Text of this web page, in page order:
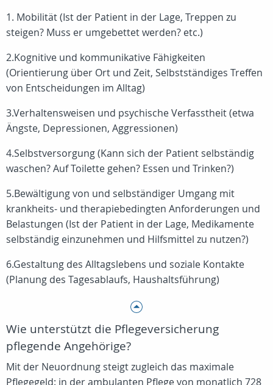
1. Mobilität (Ist der Patient in der Lage, Treppen zu
steigen? Muss er umgebettet werden? etc.)
2.Kognitive und kommunikative Fähigkeiten
(Orientierung über Ort und Zeit, Selbstständiges Treffen
von Entscheidungen im Alltag)
3.Verhaltensweisen und psychische Verfasstheit (etwa
Ängste, Depressionen, Aggressionen)
4.Selbstversorgung (Kann sich der Patient selbständig
waschen? Auf Toilette gehen? Essen und Trinken?)
5.Bewältigung von und selbständiger Umgang mit
krankheits- und therapiebedingten Anforderungen und
Belastungen (Ist der Patient in der Lage, Medikamente
selbständig einzunehmen und Hilfsmittel zu nutzen?)
6.Gestaltung des Alltagslebens und soziale Kontakte
(Planung des Tagesablaufs, Haushaltsführung)
Wie unterstützt die Pflegeversicherung
pflegende Angehörige?
Mit der Neuordnung steigt zugleich das maximale
Pflegegeld: in der ambulanten Pflege von monatlich 728